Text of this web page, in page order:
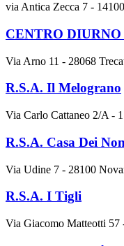
via Antica Zecca 7 -
CENTRO
Via Arno 11 - 28068
R.S.A. Il Melograno
Via Carlo Cattaneo 2/A -
R.S.A. Casa Dei
Via Udine 7 - 28100
R.S.A. I Tigli
Via Giacomo Matteotti